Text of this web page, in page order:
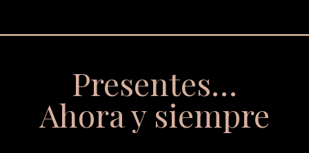
Presentes…
Ahora y siempre